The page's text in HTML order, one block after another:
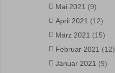
Mai 2021 (9)
April 2021 (12)
März 2021 (15)
Februar 2021 (12)
Januar 2021 (9)